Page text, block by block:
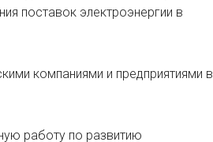
поставок электроэнергии в
компаниями и предприятиями в
работу по развитию